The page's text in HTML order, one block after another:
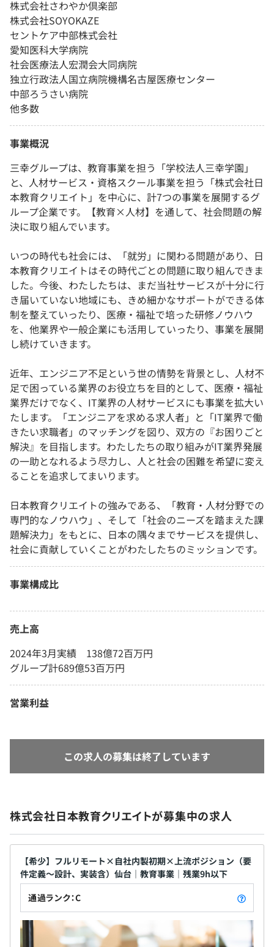
株式会社さわやか倶楽部
株式会社SOYOKAZE
セントケア中部株式会社
愛知医科大学病院
社会医療法人宏潤会大同病院
独立行政法人国立病院機構名古屋医療センター
中部ろうさい病院
他多数
事業概況
三幸グループは、教育事業を担う「学校法人三幸学園」
と、人材サービス・資格スクール事業を担う「株式会社日
本教育クリエイト」を中心に、計7つの事業を展開するグ
ループ企業です。【教育×人材】を通して、社会問題の解
決に取り組んでいます。
いつの時代も社会には、「就労」に関わる問題があり、日
本教育クリエイトはその時代ごとの問題に取り組んできま
した。今後、わたしたちは、まだ当社サービスが十分に行
き届いていない地域にも、きめ細かなサポートができる体
制を整えていったり、医療・福祉で培った研修ノウハウ
を、他業界や一般企業にも活用していったり、事業を展開
し続けていきます。
近年、エンジニア不足という世の情勢を背景とし、人材不
足で困っている業界のお役立ちを目的として、医療・福祉
業界だけでなく、IT業界の人材サービスにも事業を拡大い
たします。「エンジニアを求める求人者」と「IT業界で働
きたい求職者」のマッチングを図り、双方の『お困りごと
解決』を目指します。わたしたちの取り組みがIT業界発展
の一助となれるよう尽力し、人と社会の困難を希望に変え
ることを追求してまいります。
日本教育クリエイトの強みである、「教育・人材分野での
専門的なノウハウ」、そして「社会のニーズを踏まえた課
題解決力」をもとに、日本の隅々までサービスを提供し、
社会に貢献していくことがわたしたちのミッションです。
事業構成比
売上高
2024年3月実績 138億72百万円
グループ計689億53百万円
営業利益
この求人の募集は終了しています
株式会社日本教育クリエイトが募集中の求人
【希少】フルリモート×自社内製初期×上流ポジション（要
件定義～設計、実装含）仙台｜教育事業｜残業9h以下
通過ランク：C